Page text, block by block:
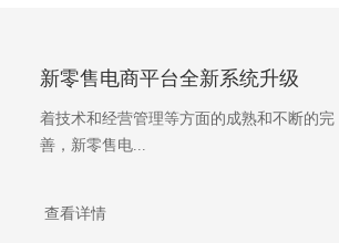
新零售电商平台全新系统升级
着技术和经营管理等方面的成熟和不断的完
善，新零售电...
查看详情